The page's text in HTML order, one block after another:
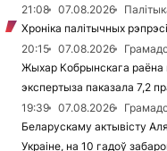
21:08
07.08.2026
Хроніка палітычных
20:15
07.08.2026
Жыхар Кобрынскага раёна
экспертыза паказала 7,2
19:39
07.08.2026
Беларускаму актывісту
Украіне, на 10 гадоў